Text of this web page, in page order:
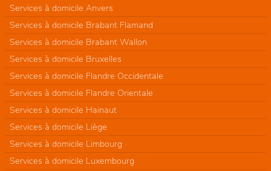
Services à domicile Anvers
Services à domicile Brabant Flamand
Services à domicile Brabant Wallon
Services à domicile Bruxelles
Services à domicile Flandre Occidentale
Services à domicile Flandre Orientale
Services à domicile Hainaut
Services à domicile Liège
Services à domicile Limbourg
Services à domicile Luxembourg